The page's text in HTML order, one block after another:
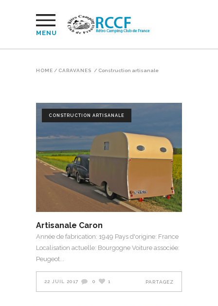
MENU
HOME / CARAVANES / Construction artisanale
CONSTRUCTION ARTISANALE
Artisanale Caron
Année de fabrication: 1949 Pays d'origine: France
Localisation actuelle: Bourgogne Voiture associée:
Peugeot
22 JUIL 2017 0 1 PARTAGEZ